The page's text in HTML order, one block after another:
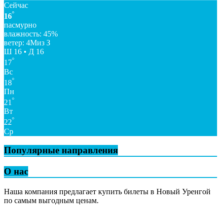
Сейчас
16°
пасмурно
влажность: 45%
ветер: 4Миз З
Ш 16 • Д 16
17°
Вс
18°
Пн
21 °
Вт
22°
Ср
Популярные направления
О нас
Наша компания предлагает купить билеты в Новый Уренгой
по самым выгодным ценам.